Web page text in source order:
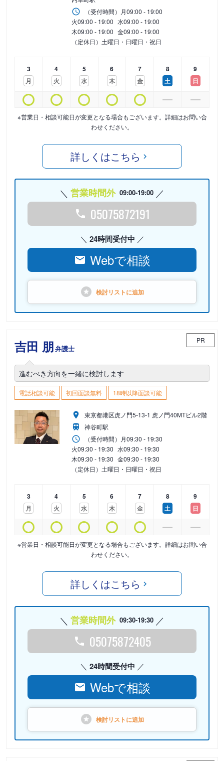
（受付時間） 月09:00 - 19:00
火09:00 - 19:00 水09:00 - 19:00
木09:00 - 19:00 金09:00 - 19:00
（定休日）土曜日・日曜日・祝日
3
月
4
火
5
水
6
木
7
金
8
土
9
日
※営業日・相談可能日が変更となる場合もございます。詳細はお問い合
わせください。
詳しくはこちら
営業時間外 09:00-19:00
05075872191
24時間受付中
Webで相談
検討リストに追加
吉田 朋弁護士
PR
進むべき方向を一緒に検討します
電話相談可能 初回面談無料 18時以降面談可能
東京都港区虎ノ門5-13-1 虎ノ門40MTビル2階
神谷町駅
（受付時間） 月09:30 - 19:30
火09:30 - 19:30 水09:30 - 19:30
木09:30 - 19:30 金09:30 - 19:30
（定休日）土曜日・日曜日・祝日
3
月
4
火
5
水
6
木
7
金
8
土
9
日
※営業日・相談可能日が変更となる場合もございます。詳細はお問い合
わせください。
詳しくはこちら
営業時間外 09:30-19:30
05075872405
24時間受付中
Webで相談
検討リストに追加